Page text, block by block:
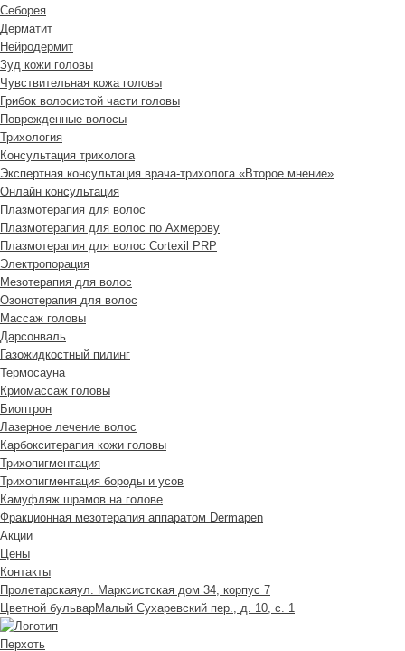
Cеборея
Дерматит
Нейродермит
Зуд кожи головы
Чувствительная кожа головы
Грибок волосистой части головы
Поврежденные волосы
Трихология
Консультация трихолога
Экспертная консультация врача-трихолога «Второе мнение»
Онлайн консультация
Плазмотерапия для волос
Плазмотерапия для волос по Ахмерову
Плазмотерапия для волос Cortexil PRP
Электропорация
Мезотерапия для волос
Озонотерапия для волос
Массаж головы
Дарсонваль
Газожидкостный пилинг
Термосауна
Криомассаж головы
Биоптрон
Лазерное лечение волос
Карбокситерапия кожи головы
Трихопигментация
Трихопигментация бороды и усов
Камуфляж шрамов на голове
Фракционная мезотерапия аппаратом Dermapen
Акции
Цены
Контакты
Пролетарскаяул. Марксистская дом 34, корпус 7
Цветной бульварМалый Сухаревский пер., д. 10, с. 1
Перхоть